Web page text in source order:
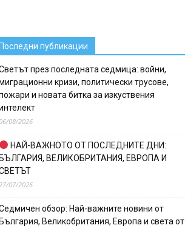
публикации
през последната седмица: войни,
кризи, политически трусове,
и новата битка за изкуствения
08/2026
НАЙ-ВАЖНОТО ОТ ПОСЛЕДНИТЕ ДНИ:
ВЕЛИКОБРИТАНИЯ, ЕВРОПА И
07/2026
обзор: Най-важните новини от
Великобритания, Европа и света от